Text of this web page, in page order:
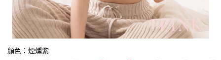
顏色：煙燻紫